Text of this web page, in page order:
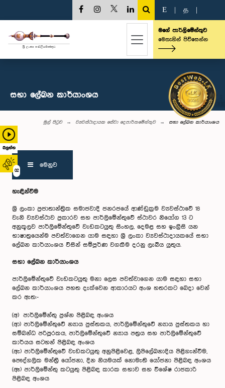
බලන්න
02
E த
මගේ පාර්ලිමේන්තුව
මෙතැනින් පිවිසෙන්න
සභා ලේඛන කාර්යාංශය
මුල් පිටුව ව්‍යවස්ථාදායක සේවා දෙපාර්තමේන්තුව සභා ලේඛන කාර්යාංශය
මෙනුව
හැඳින්වීම
ශ්‍රී ලංකා ප්‍රජාතාන්ත්‍රික සමාජවාදී ජනරජයේ ආණ්ඩුක්‍රම ව්‍යවස්ථාවේ 18
වැනි ව්‍යවස්ථාව ප්‍රකාරව සහ පාර්ලිමේන්තුවේ ස්ථා‍වර නියෝග 13 ට
අනුකූලව පාර්ලිමේන්තුවේ වැඩකටයුතු සිංහල, දෙමළ සහ ඉංග්‍රීසි යන
භාෂාත්‍රයෙන්ම පවත්වාගෙන යාම සඳහා ශ්‍රී ලංකා ව්‍යවස්ථාදායකයේ සභා
ලේඛන කාර්යාංශය විසින් සම්පූර්ණ වගකීම දරනු ලැබිය යුතුය.
සභා ලේඛන කාර්යාංශය
පාර්ලිමේන්තුවේ වැඩකටයුතු මනා ලෙස පවත්වාගෙන යාම සඳහා සභා
ලේඛන කාර්යාංශය පහත දැක්වෙන ආකාරයට අංශ හතරක‍ට බෙදා වෙන්
කර ඇත:-
(අ) පාර්ලිමේන්තු ප්‍රශ්න පිළිබඳ අංශය
(ආ) පාර්ලිමේන්තුවේ න්‍යාය පුස්තකය, පාර්ලිමේන්තුවේ න්‍යාය පුස්තකය හා
සම්බන්ධ පරිපූරකය, පාර්ලිමේන්තුවේ න්‍යාය පත්‍රය සහ පාර්ලිමේන්තුවේ
කාර්යය සටහන් පිළිබඳ අංශය
(ඇ) පාර්ලිමේන්තුවේ වැඩකටයුතු අනුපිළිවෙළ, ලිපිලේඛනාදිය පිළිගැන්වීම,
පෞද්ගලික මන්ත්‍රී යෝජනා, දින නියමයක් නොමැති යෝජනා පිළිබඳ අංශය
(ඈ) පාර්ලිමේන්තු කටයුතු පිළිබඳ කාරක සභාව සහ විශේෂ රාජකාරි
පිළිබඳ අංශය